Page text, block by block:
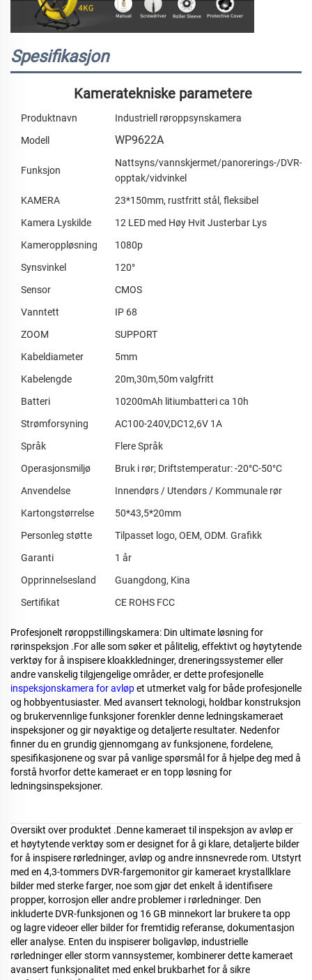
Spesifikasjon
Kameratekniske parametere
Produktnavn
Industriell røroppsynskamera
Modell
WP9622A
Funksjon
Nattsyns/vannskjermet/panorerings-/DVR-
opptak/vidvinkel
KAMERA
23*150mm, rustfritt stål, fleksibel
Kamera Lyskilde
12 LED med Høy Hvit Justerbar Lys
Kameroppløsning
1080p
Synsvinkel
120°
Sensor
CMOS
Vanntett
IP 68
ZOOM
SUPPORT
Kabeldiameter
5mm
Kabelengde
20m,30m,50m valgfritt
Batteri
10200mAh litiumbatteri ca 10h
Strømforsyning
AC100-240V,DC12,6V 1A
Språk
Flere Språk
Operasjonsmiljø
Bruk i rør; Driftstemperatur: -20°C-50°C
Anvendelse
Innendørs / Utendørs / Kommunale rør
Kartongstørrelse
50*43,5*20mm
Personleg støtte
Tilpasset logo, OEM, ODM. Grafikk
Garanti
1 år
Opprinnelsesland
Guangdong, Kina
Sertifikat
CE ROHS FCC
Profesjonelt røroppstillingskamera: Din ultimate løsning for
rørinspeksjon .For alle som søker et pålitelig, effektivt og høytytende
verktøy for å inspisere kloakkledninger, dreneringssystemer eller
andre vanskelig tilgjengelige områder, er dette profesjonelle
inspeksjonskamera for avløpet utmerket valg for både profesjonelle
og hobbyentusiaster. Med avansert teknologi, holdbar konstruksjon
og brukervennlige funksjoner forenkler denne ledningskameraet
inspeksjoner og gir nøyaktige og detaljerte resultater. Nedenfor
finner du en grundig gjennomgang av funksjonene, fordelene,
spesifikasjonene og svar på vanlige spørsmål for å hjelpe deg med å
forstå hvorfor dette kameraet er en topp løsning for
ledningsinspeksjoner.
Oversikt over produktet .Denne kameraet til inspeksjon av avløp er
et høytytende verktøy som er designet for å gi klare, detaljerte bilder
for å inspisere rørledninger, avløp og andre innsnevrede rom. Utstyrt
med en 4,3-tommers DVR-fargemonitor gir kameraet krystallklare
bilder med sterke farger, noe som gjør det enkelt å identifisere
propper, korrosjon eller andre problemer i rørledninger. Den
inkluderte DVR-funksjonen og 16 GB minnekort lar brukere ta opp
og lagre videoer eller bilder for fremtidig referanse, dokumentasjon
eller analyse. Enten du inspiserer boligavløp, industrielle
rørledninger eller stormvannsystemer, kombinerer dette kameraet
avansert funksjonalitet med enkel brukbarhet for å sikre